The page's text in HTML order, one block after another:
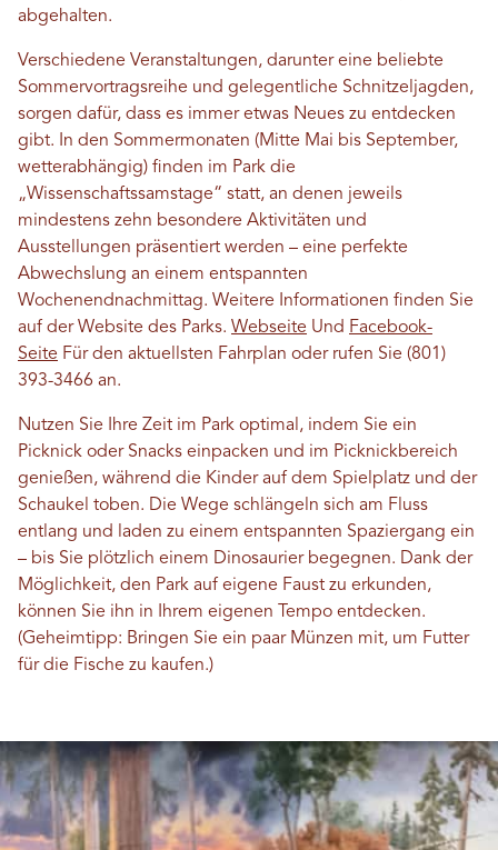
abgehalten.
Verschiedene Veranstaltungen, darunter eine beliebte
Sommervortragsreihe und gelegentliche Schnitzeljagden,
sorgen dafür, dass es immer etwas Neues zu entdecken
gibt. In den Sommermonaten (Mitte Mai bis September,
wetterabhängig) finden im Park die
„Wissenschaftssamstage“ statt, an denen jeweils
mindestens zehn besondere Aktivitäten und
Ausstellungen präsentiert werden – eine perfekte
Abwechslung an einem entspannten
Wochenendnachmittag. Weitere Informationen finden Sie
auf der Website des Parks. Webseite Und Facebook-
Seite Für den aktuellsten Fahrplan oder rufen Sie (801)
393-3466 an.
Nutzen Sie Ihre Zeit im Park optimal, indem Sie ein
Picknick oder Snacks einpacken und im Picknickbereich
genießen, während die Kinder auf dem Spielplatz und der
Schaukel toben. Die Wege schlängeln sich am Fluss
entlang und laden zu einem entspannten Spaziergang ein
– bis Sie plötzlich einem Dinosaurier begegnen. Dank der
Möglichkeit, den Park auf eigene Faust zu erkunden,
können Sie ihn in Ihrem eigenen Tempo entdecken.
(Geheimtipp: Bringen Sie ein paar Münzen mit, um Futter
für die Fische zu kaufen.)